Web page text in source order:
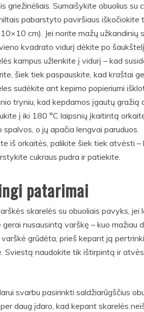
griežinėliais. Sumaišykite obuolius su
pabarstyto paviršiaus iškočiokite
cm). Jei norite mažų užkandinių
kvadrato vidurį dėkite po
kampus užlenkite į vidurį – kad
šiek tiek paspauskite, kad kraštai
sudėkite ant kepimo popieriumi
tryniu, kad kepdamos įgautų gražią
į iki 180 °C laipsnių įkaitintą
spalvos, o jų apačia lengvai paruduos.
iš orkaitės, palikite šiek tiek atvėsti
cukraus pudra ir patiekite.
patarimai
skarelės su obuoliais pavyks,
nusausintą varškę – kuo mažiau
varškė grūdėta, prieš kepant ją
Sviestą naudokite tik ištirpintą ir
svarbu pasirinkti saldžiarūgščius
daug įdaro, kad kepant skarelės